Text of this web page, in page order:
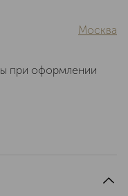
Москва
при оформлении